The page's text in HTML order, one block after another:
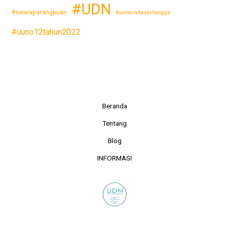
#swaraparangpuan #UDN #universitasairlangga
#uuno12tahun2022
Beranda
Tentang
Blog
INFORMASI